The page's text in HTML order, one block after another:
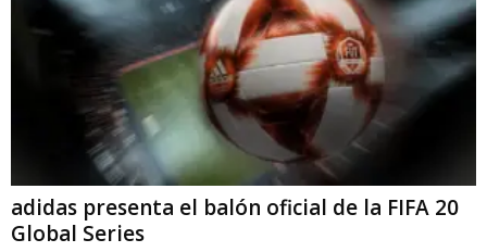
adidas presenta el balón oficial de la FIFA 20
Global Series